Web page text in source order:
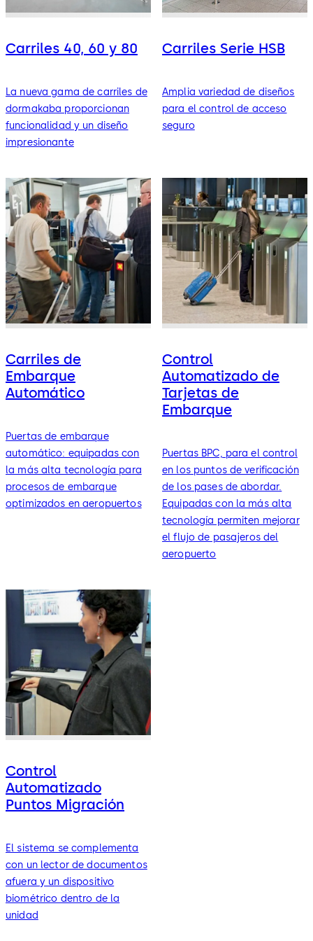
Carriles 40, 60 y 80
La nueva gama de carriles de
dormakaba proporcionan
funcionalidad y un diseño
impresionante
Carriles Serie HSB
Amplia variedad de diseños
para el control de acceso
seguro
Carriles de
Embarque
Automático
Puertas de embarque
automático: equipadas con
la más alta tecnología para
procesos de embarque
optimizados en aeropuertos
Control
Automatizado de
Tarjetas de
Embarque
Puertas BPC, para el control
en los puntos de verificación
de los pases de abordar.
Equipadas con la más alta
tecnología permiten mejorar
el flujo de pasajeros del
aeropuerto
Control
Automatizado
Puntos Migración
El sistema se complementa
con un lector de documentos
afuera y un dispositivo
biométrico dentro de la
unidad